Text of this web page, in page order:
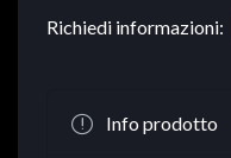
Richiedi informazioni:
Info prodotto